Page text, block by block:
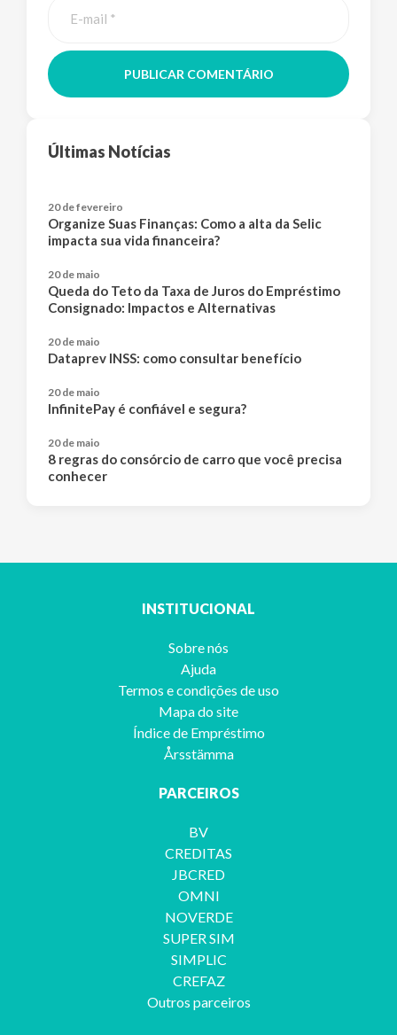
PUBLICAR COMENTÁRIO
Últimas Notícias
20 de fevereiro
Organize Suas Finanças: Como a alta da Selic
impacta sua vida financeira?
20 de maio
Queda do Teto da Taxa de Juros do Empréstimo
Consignado: Impactos e Alternativas
20 de maio
Dataprev INSS: como consultar benefício
20 de maio
InfinitePay é confiável e segura?
20 de maio
8 regras do consórcio de carro que você precisa
conhecer
INSTITUCIONAL
Sobre nós
Ajuda
Termos e condições de uso
Mapa do site
Índice de Empréstimo
Årsstämma
PARCEIROS
BV
CREDITAS
JBCRED
OMNI
NOVERDE
SUPER SIM
SIMPLIC
CREFAZ
Outros parceiros